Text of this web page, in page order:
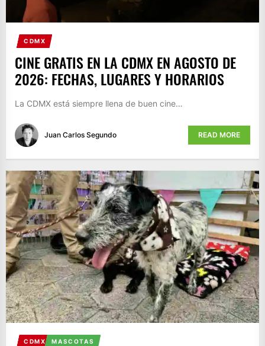
CDMX
CINE GRATIS EN LA CDMX EN AGOSTO DE
2026: FECHAS, LUGARES Y HORARIOS
La CDMX está siempre llena de buen cine…
Juan Carlos Segundo READ MORE
CDMX MASCOTAS